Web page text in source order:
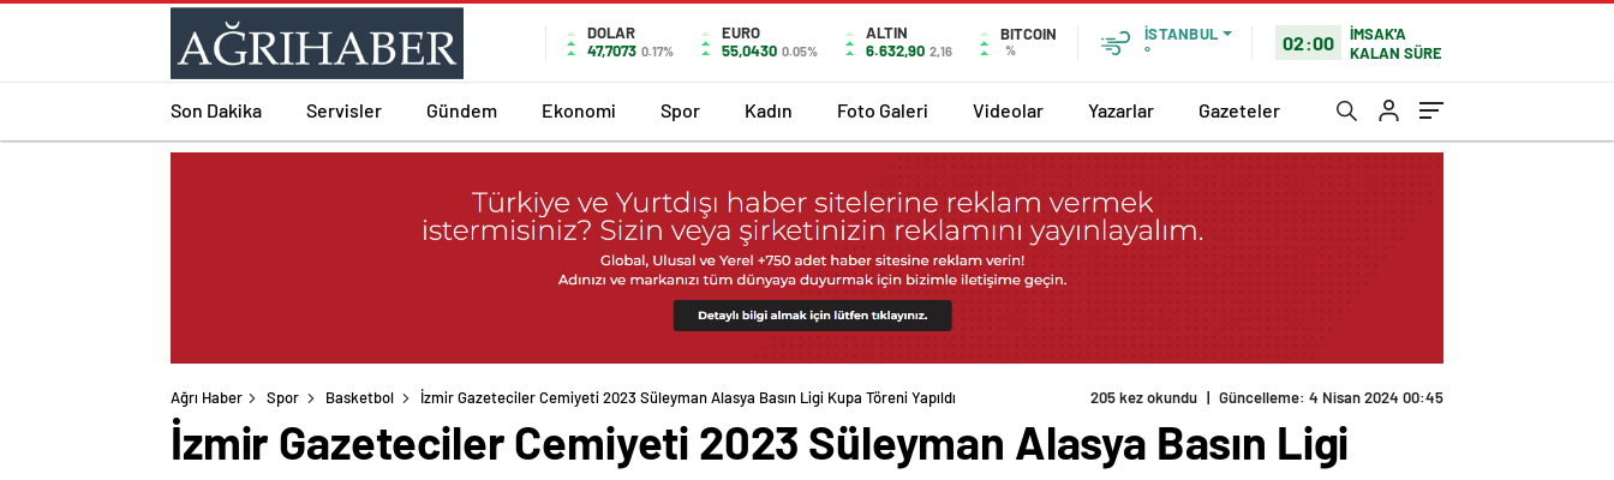
DOLAR
47,7073 0.17%
EURO
55,0430 0.05%
ALTIN
6.632,90 2,16
BITCOIN
%
İSTANBUL
°
02:00
İMSAK'A
KALAN SÜRE
Son Dakika Servisler Gündem Ekonomi Spor Kadın Foto Galeri Videolar Yazarlar Gazeteler
Ağrı Haber Spor Basketbol İzmir Gazeteciler Cemiyeti 2023 Süleyman Alasya Basın Ligi Kupa Töreni Yapıldı 205 kez okundu | Güncelleme: 4 Nisan 2024 00:45
İzmir Gazeteciler Cemiyeti 2023 Süleyman Alasya Basın Ligi